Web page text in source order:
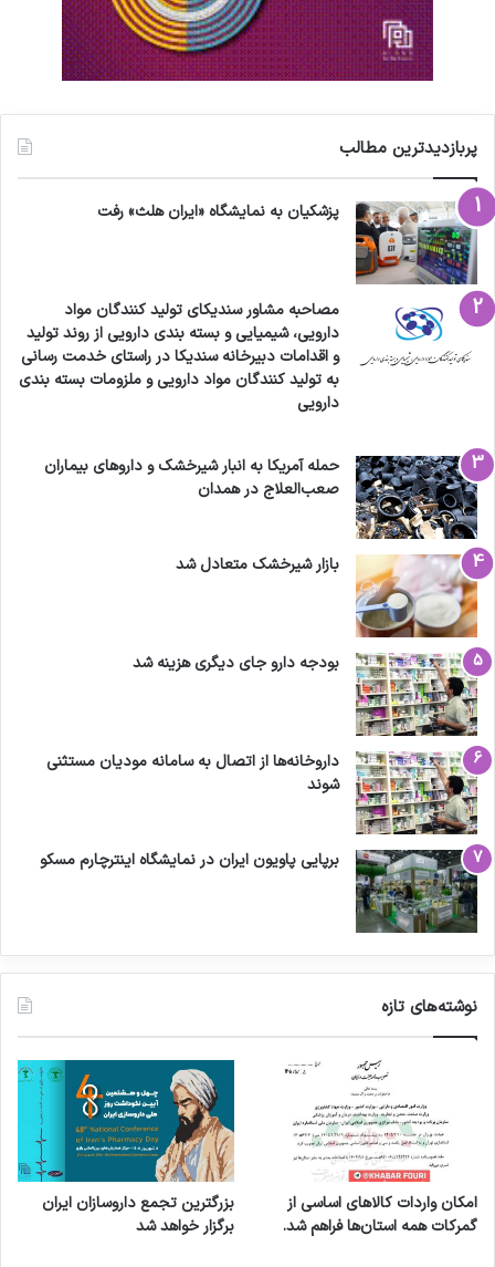
پربازدیدترین مطالب
پزشکیان به نمایشگاه «ایران هلث» رفت
مصاحبه مشاور سندیکای تولید کنندگان مواد
دارویی، شیمیایی و بسته بندی دارویی از روند تولید
و اقدامات دبیرخانه سندیکا در راستای خدمت رسانی
به تولید کنندگان مواد دارویی و ملزومات بسته بندی
دارویی
حمله آمریکا به انبار شیرخشک و داروهای بیماران
صعب‌العلاج در همدان
بازار شیرخشک متعادل شد
بودجه دارو جای دیگری هزینه شد
داروخانه‌ها از اتصال به سامانه مودیان مستثنی
شوند
برپایی پاویون ایران در نمایشگاه اینترچارم مسکو
نوشته‌های تازه
امکان واردات کالاهای اساسی از
گمرکات همه استان‌ها فراهم شد.
بزرگترین تجمع داروسازان ایران
برگزار خواهد شد